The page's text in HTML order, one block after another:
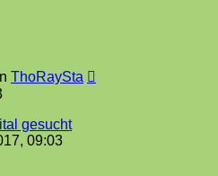
ThoRaySta
gesucht
09:03